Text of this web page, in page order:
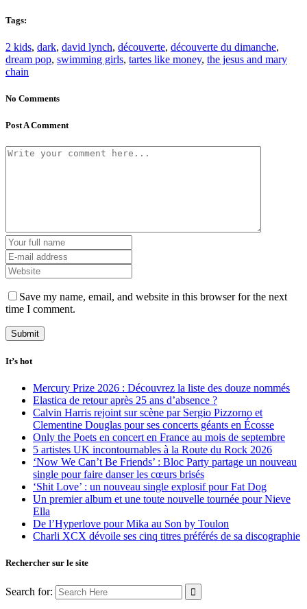
Tags:
2 kids, dark, david lynch, découverte, découverte du dimanche,
dream pop, swimming girls, tartes like money, the jesus and mary
chain
No Comments
Post A Comment
Save my name, email, and website in this browser for the next
time I comment.
It’s hot
Mercury Prize 2026 : Découvrez la liste des douze nommés
Elastica de retour après 25 ans d’absence ?
Calvin Harris rejoint sur scène par Sergio Pizzorno et
Clementine Douglas pour ses concerts géants en Écosse
Only the Poets en concert en France au mois de septembre
5 artistes UK incontournables à la Route du Rock 2026
‘Now We Can’t Be Friends’ : Bloc Party partage un nouveau
single pour faire danser les cœurs brisés
‘Shit Love’ : un nouveau single explosif pour Fat Dog
Un premier album et une toute nouvelle tournée pour Nieve
Ella
De l’Hyperlove pour Mika au Son by Toulon
Charli XCX dévoile ses cinq titres préférés de sa discographie
Rechercher sur le site
Search for: